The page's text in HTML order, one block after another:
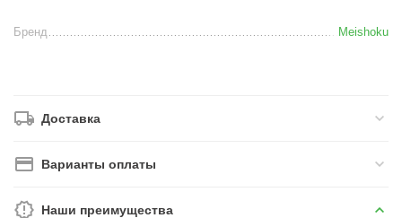
Бренд Meishoku
Доставка
Варианты оплаты
Наши преимущества